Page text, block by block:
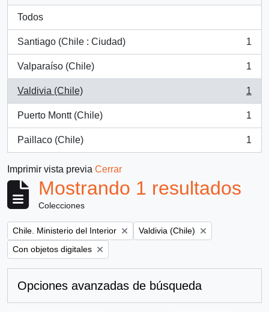
Todos
Santiago (Chile : Ciudad)
, 1 resultados
1
Valparaíso (Chile)
, 1 resultados
1
Valdivia (Chile)
, 1 resultados
1
Puerto Montt (Chile)
, 1 resultados
1
Paillaco (Chile)
, 1 resultados
1
Imprimir vista previa Cerrar
Mostrando 1 resultados
Colecciones
Remove filter:
Chile. Ministerio del Interior Remove filter:
Valdivia (Chile)
Remove filter:
Con objetos digitales
Opciones avanzadas de búsqueda